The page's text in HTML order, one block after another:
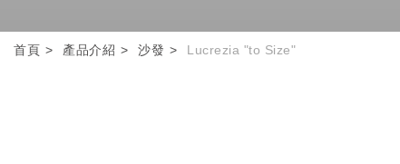
首頁 產品介紹 沙發 Lucrezia "to Size"